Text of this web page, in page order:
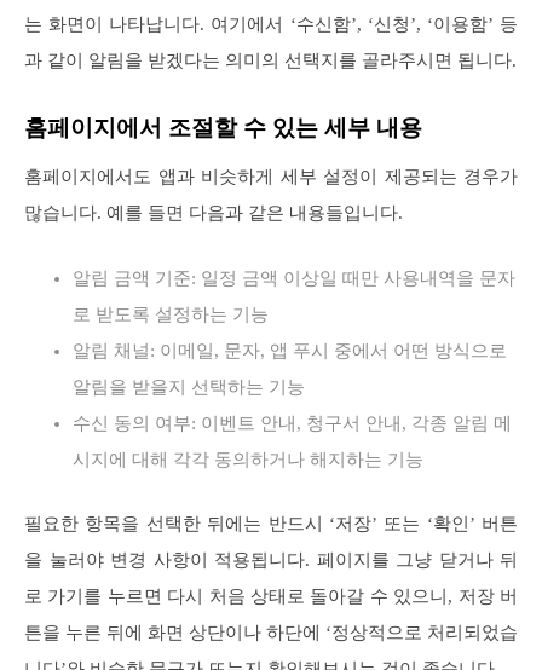
는 화면이 나타납니다. 여기에서 ‘수신함’, ‘신청’, ‘이용함’ 등
과 같이 알림을 받겠다는 의미의 선택지를 골라주시면 됩니다.
홈페이지에서 조절할 수 있는 세부 내용
홈페이지에서도 앱과 비슷하게 세부 설정이 제공되는 경우가
많습니다. 예를 들면 다음과 같은 내용들입니다.
알림 금액 기준: 일정 금액 이상일 때만 사용내역을 문자
로 받도록 설정하는 기능
알림 채널: 이메일, 문자, 앱 푸시 중에서 어떤 방식으로
알림을 받을지 선택하는 기능
수신 동의 여부: 이벤트 안내, 청구서 안내, 각종 알림 메
시지에 대해 각각 동의하거나 해지하는 기능
필요한 항목을 선택한 뒤에는 반드시 ‘저장’ 또는 ‘확인’ 버튼
을 눌러야 변경 사항이 적용됩니다. 페이지를 그냥 닫거나 뒤
로 가기를 누르면 다시 처음 상태로 돌아갈 수 있으니, 저장 버
튼을 누른 뒤에 화면 상단이나 하단에 ‘정상적으로 처리되었습